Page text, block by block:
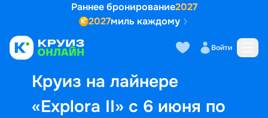
Раннее бронирование2027
2027миль каждому
Войти
Круиз на лайнере
«Explora II» с 6 июня по
Выбор кают Маршрут и